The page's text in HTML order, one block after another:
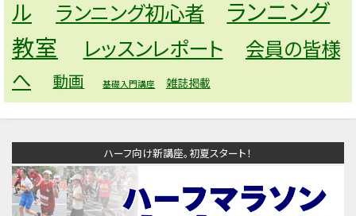
ル ランニング初心者
ランニング
教室
レッスンレポート
会員の皆様
へ
動画 基礎入門講座 雑誌掲載
ハーフ向け新講座。初夏スタート！